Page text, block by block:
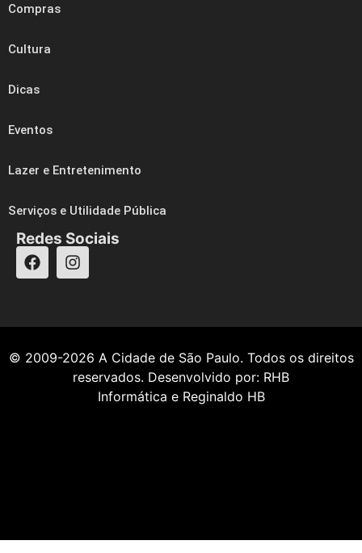
Compras
Cultura
Dicas
Eventos
Lazer e Entretenimento
Serviços e Utilidade Pública
Redes Sociais
© 2009-2026 A Cidade de São Paulo. Todos os direitos
reservados. Desenvolvido por: RHB
Informática e Reginaldo HB